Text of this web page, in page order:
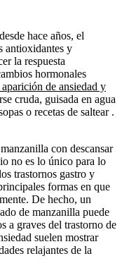
hace años, el
antioxidantes y
la respuesta
hormonales
de ansiedad y
cruda, guisada en agua
o recetas de saltear .
con descansar
no es lo único para lo
trastornos gastro y
formas en que
De hecho, un
de manzanilla puede
a graves del trastorno de
suelen mostrar
relajantes de la